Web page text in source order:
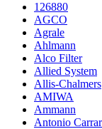
126880
AGCO
Agrale
Ahlmann
Alco Filter
Allied System
Allis-Chalmers
AMIWA
Ammann
Antonio